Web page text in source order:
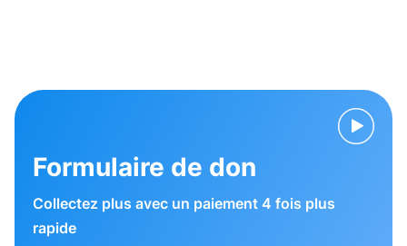
Formulaire de don
Collectez plus avec un paiement 4 fois plus
rapide